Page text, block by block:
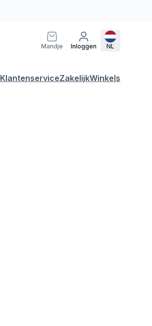
Mandje Inloggen NL
KlantenserviceZakelijkWinkels